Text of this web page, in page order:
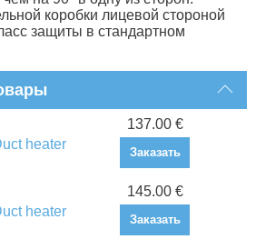
коробки лицевой стороной
защиты в стандартном
heater
137.00 €
Заказать
heater
145.00 €
Заказать